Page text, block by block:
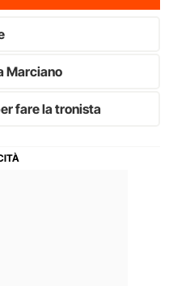
Marciano
fare la tronista